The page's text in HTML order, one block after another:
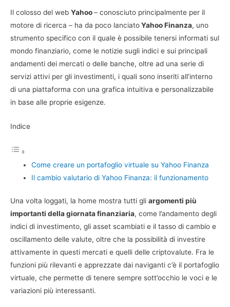
Il colosso del web Yahoo– conosciuto principalmente per il
motore di ricerca – ha da poco lanciatoYahoo Finanza, uno
strumento specifico con il quale è possibile tenersi informati sul
mondo finanziario, come le notizie sugli indici e sui principali
andamenti dei mercati o delle banche, oltre ad una serie di
servizi attivi per gli investimenti, i quali sono inseriti all’interno
di una piattaforma con una grafica intuitiva e personalizzabile
in base alle proprie esigenze.
Indice
Come creare un portafoglio virtuale su Yahoo Finanza
Il cambio valutario di Yahoo Finanza: il funzionamento
Una volta loggati, la home mostra tutti gli argomenti più
importanti della giornata finanziaria, come l’andamento degli
indici di investimento, gli asset scambiati e il tasso di cambio e
oscillamento delle valute, oltre che la possibilità di investire
attivamente in questi mercati e quelli delle criptovalute. Fra le
funzioni più rilevanti e apprezzate dai naviganti c’è il portafoglio
virtuale, che permette di tenere sempre sott’occhio le voci e le
variazioni più interessanti.